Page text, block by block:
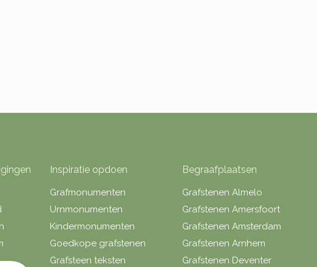
Inspiratie opdoen
Grafmonumenten
Urnmonumenten
Kindermonumenten
Goedkope grafstenen
Grafsteen teksten
Begraafplaatsen
Grafstenen Almelo
Grafstenen Amersfoort
Grafstenen Amsterdam
Grafstenen Arnhem
Grafstenen Deventer